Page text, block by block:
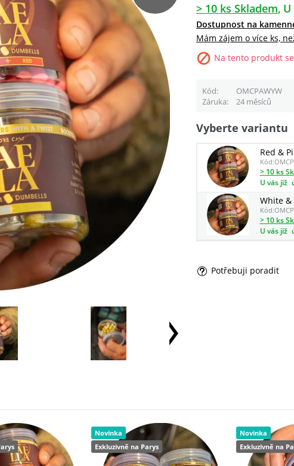
> 10 ks Skladem
Dostupnost na
Mám zájem o více ks,
Na tento produkt
Kód
OMCPAWYW
Záruka
24 měsíců
Vyberte variantu
Red &
Kód:
> 10 ks
U vás již
White &
Kód:
> 10 ks
U vás již
Potřebuji poradit
Novinka
Exkluzivně na Parys
Novinka
Exkluzivně na